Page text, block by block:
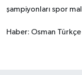
şampiyonları spor
Haber: Osman Türkçe